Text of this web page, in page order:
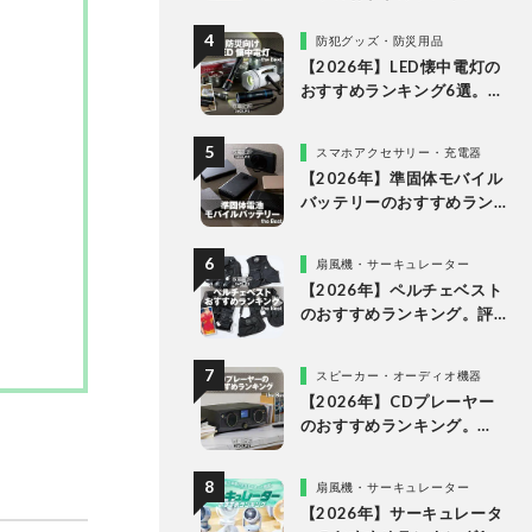
を比較
防犯グッズ・防災用品
【2026年】LED懐中電灯の
おすすめランキング6選。防
スマホアクセサリー・充電器
【2026年】準固体モバイル
バッテリーのおすすめラン
扇風機・サーキュレーター
【2026年】ペルチェベスト
のおすすめランキング。評
スピーカー・オーディオ機器
【2026年】CDプレーヤー
のおすすめランキング。
底検証
扇風機・サーキュレーター
【2026年】サーキュレータ